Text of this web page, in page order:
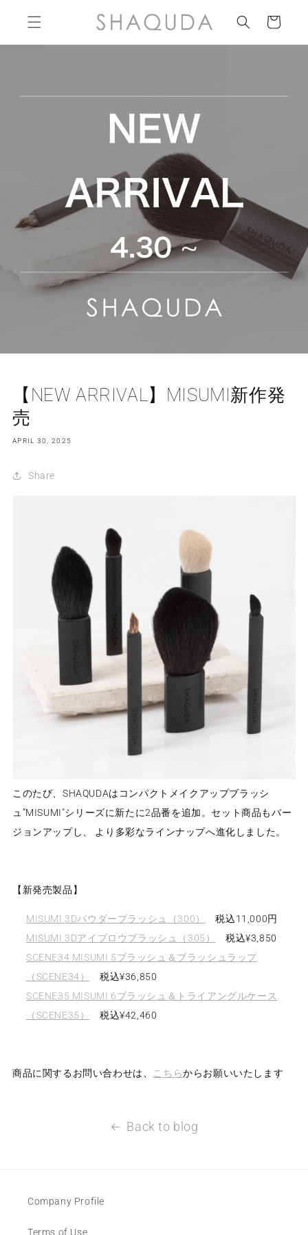
content
Cart
【NEW ARRIVAL】MISUMI新作発
売
APRIL 30, 2025
Share
このたび、SHAQUDAはコンパクトメイクアップブラッシ
ュ”MISUMI"シリーズに新たに2品番を追加。セット商品もバー
ジョンアップし、 より多彩なラインナップへ進化しました。
【新発売製品】
MISUMI 3Dパウダーブラッシュ （300） 税込11 ,000円
MISUMI 3Dアイブロウブラッシュ
（305） 税込¥3,850
SCENE34 MISUMI 5ブラッシュ＆ブラッシュラップ
（SCENE34）
税込¥36,850
SCENE35 MISUMI 6ブラッシュ＆トライアングルケース
（SCENE35）
税込¥42,460
商品に関するお問い合わせは、 こちらからお願いいたします
Back to blog
Company Profile
Terms of Use